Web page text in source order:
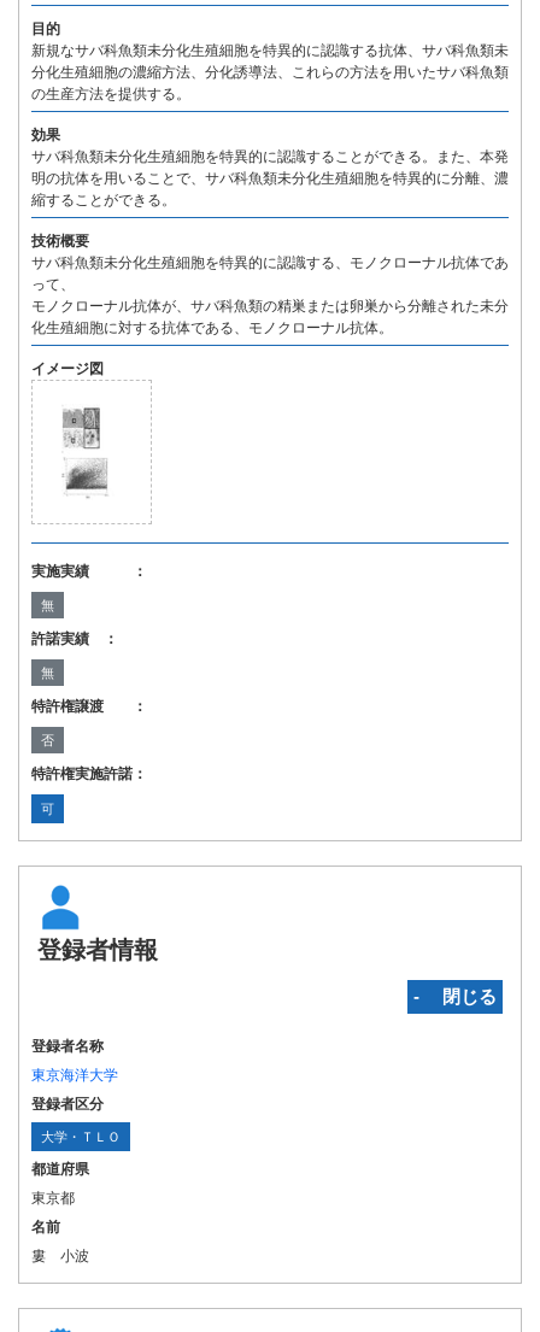
目的
新規なサバ科魚類未分化生殖細胞を特異的に認識する抗体、サバ科魚類未
分化生殖細胞の濃縮方法、分化誘導法、これらの方法を用いたサバ科魚類
の生産方法を提供する。
効果
サバ科魚類未分化生殖細胞を特異的に認識することができる。また、本発
明の抗体を用いることで、サバ科魚類未分化生殖細胞を特異的に分離、濃
縮することができる。
技術概要
サバ科魚類未分化生殖細胞を特異的に認識する、モノクローナル抗体であ
って、
モノクローナル抗体が、サバ科魚類の精巣または卵巣から分離された未分
化生殖細胞に対する抗体である、モノクローナル抗体。
イメージ図
実施実績 ：
無
許諾実績 ：
無
特許権譲渡 ：
否
特許権実施許諾：
可
登録者情報
‐ 閉じる
登録者名称
東京海洋大学
登録者区分
大学・ＴＬＯ
都道府県
東京都
名前
婁 小波